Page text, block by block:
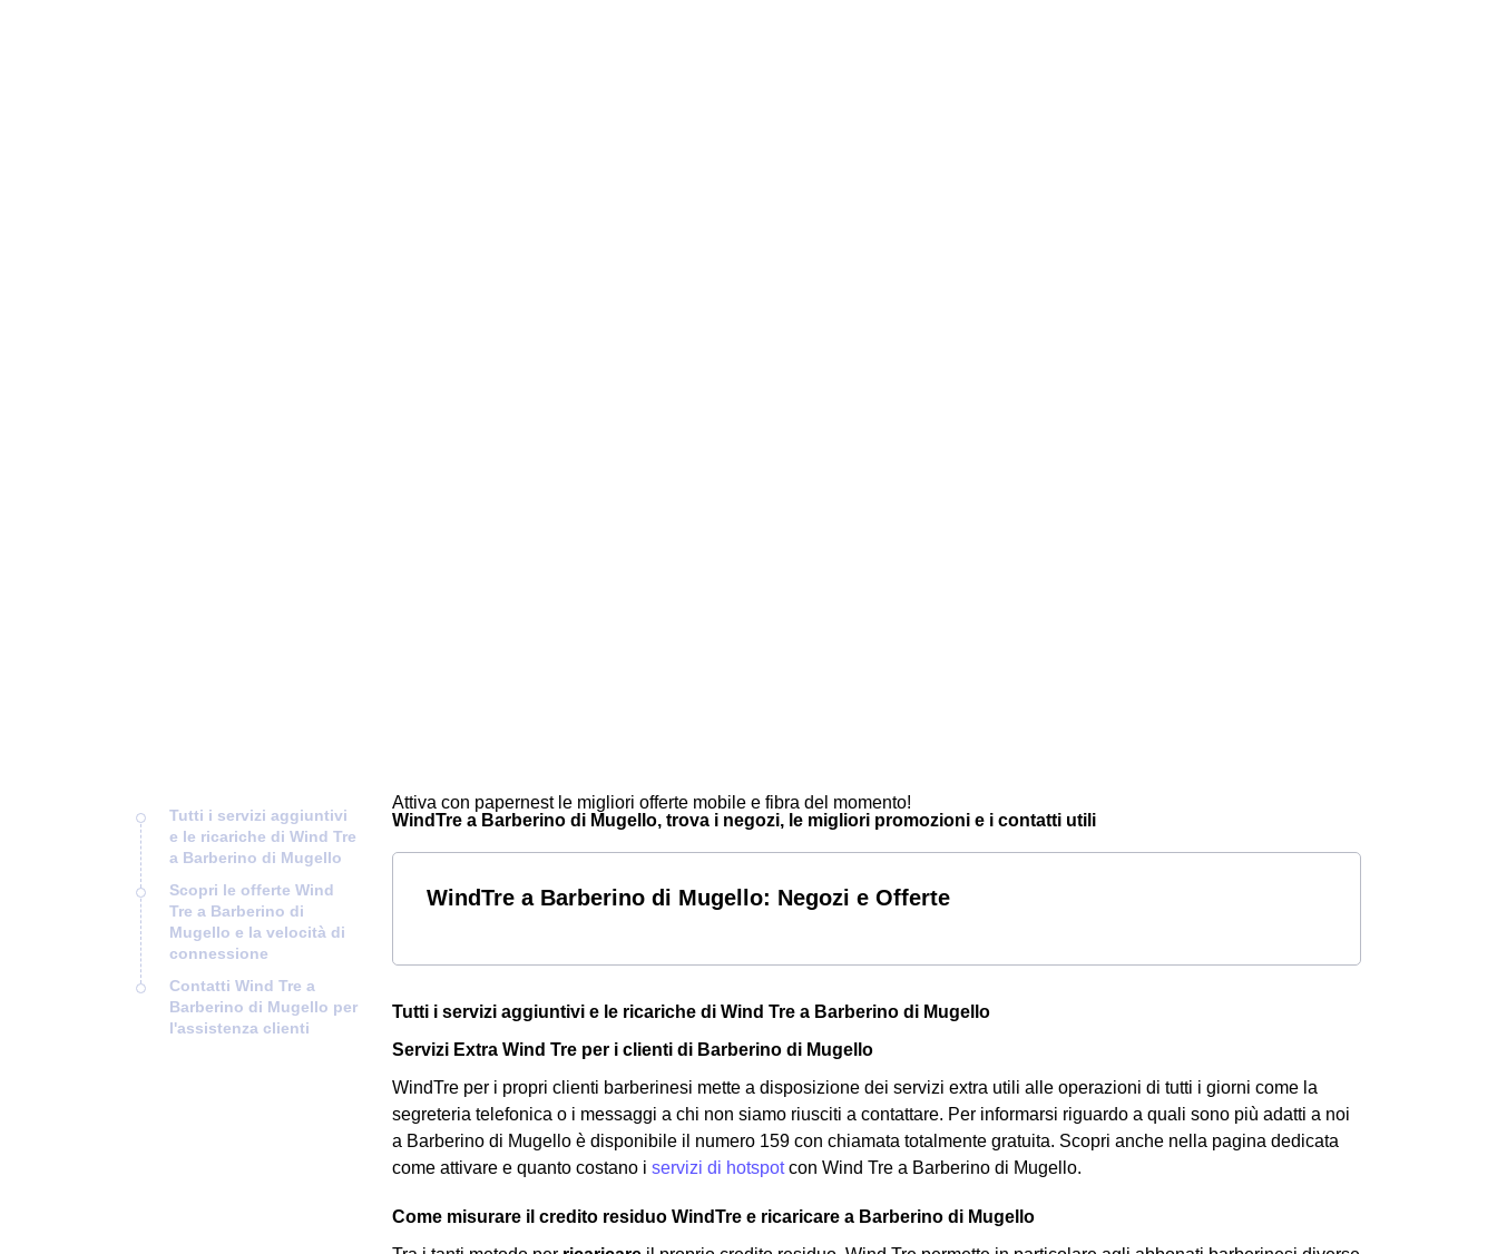
Tutti i servizi aggiuntivi
e le ricariche di Wind Tre
a Barberino di Mugello
Scopri le offerte Wind
Tre a Barberino di
Mugello e la velocità di
connessione
Contatti Wind Tre a
Barberino di Mugello per
l'assistenza clienti
Attiva con papernest le migliori offerte mobile e fibra del momento!
WindTre a Barberino di Mugello, trova i negozi, le migliori promozioni e i contatti utili
WindTre a Barberino di Mugello: Negozi e Offerte
Tutti i servizi aggiuntivi e le ricariche di Wind Tre a Barberino di Mugello
Servizi Extra Wind Tre per i clienti di Barberino di Mugello
WindTre per i propri clienti barberinesi mette a disposizione dei servizi extra utili alle operazioni di tutti i giorni come la
segreteria telefonica o i messaggi a chi non siamo riusciti a contattare. Per informarsi riguardo a quali sono più adatti a noi
a Barberino di Mugello è disponibile il numero 159 con chiamata totalmente gratuita. Scopri anche nella pagina dedicata
come attivare e quanto costano i servizi di hotspotcon Wind Tre a Barberino di Mugello.
Come misurare il credito residuo WindTre e ricaricare a Barberino di Mugello